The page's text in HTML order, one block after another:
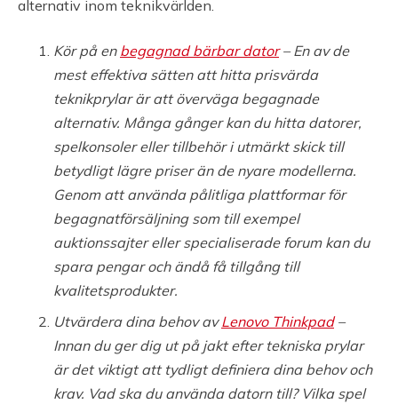
alternativ inom teknikvärlden.
Kör på en begagnad bärbar dator– En av de
mest effektiva sätten att hitta prisvärda
teknikprylar är att överväga begagnade
alternativ. Många gånger kan du hitta datorer,
spelkonsoler eller tillbehör i utmärkt skick till
betydligt lägre priser än de nyare modellerna.
Genom att använda pålitliga plattformar för
begagnatförsäljning som till exempel
auktionssajter eller specialiserade forum kan du
spara pengar och ändå få tillgång till
kvalitetsprodukter.
Utvärdera dina behov avLenovo Thinkpad–
Innan du ger dig ut på jakt efter tekniska prylar
är det viktigt att tydligt definiera dina behov och
krav. Vad ska du använda datorn till? Vilka spel